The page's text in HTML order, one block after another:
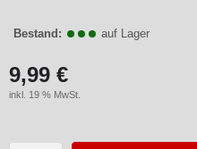
Bestand: auf Lager
9,99 €
inkl. 19 % MwSt.